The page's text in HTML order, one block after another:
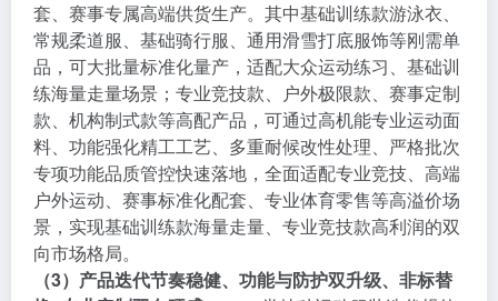
套、赛事专属高端供货生产。其中基础训练款游泳衣、
常规柔道服、基础骑行服、通用滑雪打底服饰等刚需单
品，可大批量标准化量产，适配大众运动练习、基础训
练海量走量场景；专业竞技款、户外极限款、赛事定制
款、机构制式款等高配产品，可通过高机能专业运动面
料、功能强化精工工艺、多重耐候改性处理、严格批次
专项功能品质管控快速落地，全面适配专业竞技、高端
户外运动、赛事标准化配套、专业体育零售等高溢价场
景，实现基础训练款海量走量、专业竞技款高利润的双
向市场格局。
（3）产品迭代节奏稳健、功能与防护双升级、非标替